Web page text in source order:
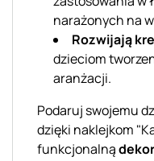
narażonych na
Rozwijają
dzieciom
aranżacji.
Podaruj swojemu
dzięki naklejkom
funkcjonalną